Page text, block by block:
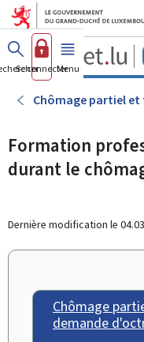
Aller
Se connecterMenu principal
Chômage partiel
Formation
durant le
Dernière modification le
Chômage
demande